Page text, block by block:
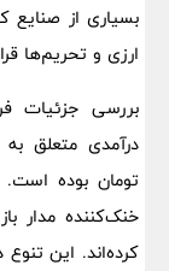
بسیاری از
ارزی و تحریم‌ها
بررسی جزئیات
تومان بوده
خنک‌کننده مدار
کرده‌اند. این تنوع